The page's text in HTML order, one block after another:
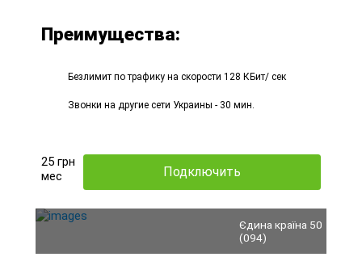
Преимущества:
Безлимит по трафику на скорости 128 КБит/ сек
Звонки на другие сети Украины - 30 мин.
25 грн
мес
Подключить
Єдина країна 50
(094)